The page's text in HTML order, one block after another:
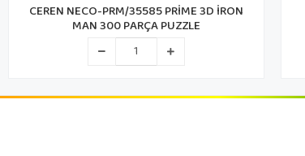
CEREN NECO-PRM/35585 PRİME 3D İRON
MAN 300 PARÇA PUZZLE